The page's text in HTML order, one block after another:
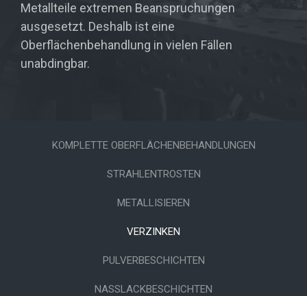
Metallteile extremen Beanspruchungen
ausgesetzt. Deshalb ist eine
Oberflächenbehandlung in vielen Fällen
unabdingbar.
KOMPLETTE OBERFLÄCHENBEHANDLUNGEN
STRAHLENTROSTEN
METALLISIEREN
VERZINKEN
PULVERBESCHICHTEN
NASSLACKBESCHICHTEN